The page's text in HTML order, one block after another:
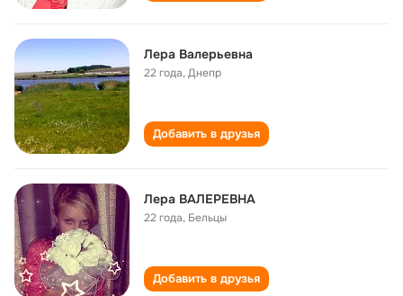
Лера Валерьевна
22 года,Днепр
Добавить в друзья
Лера ВАЛЕРЕВНА
22 года, Бельцы
Добавить в друзья